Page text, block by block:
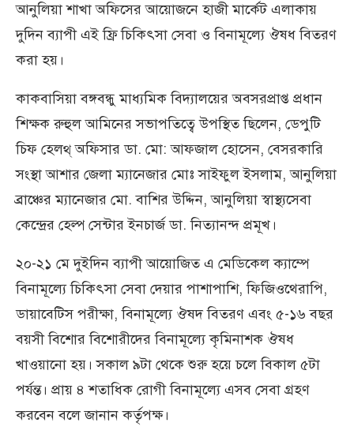
আনুলিয়া শাখা অফিসের আয়োজনে হাজী মার্কেট এলাকায়
দুদিন ব্যাপী এই ফ্রি চিকিৎসা সেবা ও বিনামূল্যে ঔষধ বিতরণ
করা হয়।
কাকবাসিয়া বঙ্গবন্ধু মাধ্যমিক বিদ্যালয়ের অবসরপ্রাপ্ত প্রধান
শিক্ষক রুহুল আমিনের সভাপতিত্বে উপস্থিত ছিলেন, ডেপুটি
চিফ হেলথ্ অফিসার ডা. মো: আফজাল হোসেন, বেসরকারি
সংস্থা আশার জেলা ম্যানেজার মোঃ সাইফুল ইসলাম, আনুলিয়া
ব্রাঞ্চের ম্যানেজার মো. বাশির উদ্দিন, আনুলিয়া স্বাস্থ্যসেবা
কেন্দ্রের হেল্প সেন্টার ইনচার্জ ডা. নিত্যানন্দ প্রমূখ।
২০-২১ মে দুইদিন ব্যাপী আয়োজিত এ মেডিকেল ক্যাম্পে
বিনামূল্যে চিকিৎসা সেবা দেয়ার পাশাপাশি, ফিজিওথেরাপি,
ডায়াবেটিস পরীক্ষা, বিনামূল্যে ঔষদ বিতরণ এবং ৫-১৬ বছর
বয়সী বিশোর বিশোরীদের বিনামূল্যে কৃমিনাশক ঔষধ
খাওয়ানো হয়। সকাল ৯টা থেকে শুরু হয়ে চলে বিকাল ৫টা
পর্যন্ত। প্রায় ৪ শতাধিক রোগী বিনামূল্যে এসব সেবা গ্রহণ
করবেন বলে জানান কর্তৃপক্ষ।